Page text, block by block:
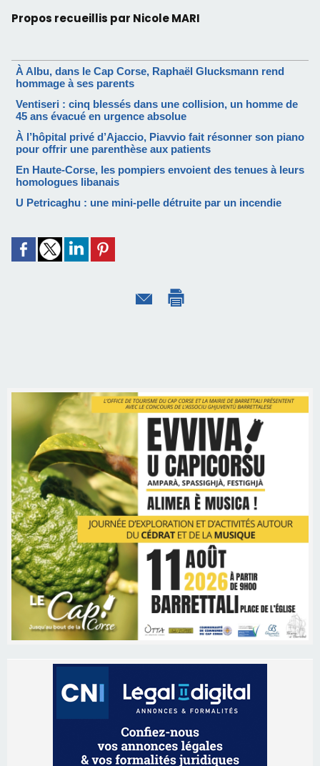
Propos recueillis par Nicole MARI
À Albu, dans le Cap Corse, Raphaël Glucksmann rend
hommage à ses parents
Ventiseri : cinq blessés dans une collision, un homme de
45 ans évacué en urgence absolue
À l’hôpital privé d’Ajaccio, Piavvio fait résonner son piano
pour offrir une parenthèse aux patients
En Haute-Corse, les pompiers envoient des tenues à leurs
homologues libanais
U Petricaghu : une mini-pelle détruite par un incendie